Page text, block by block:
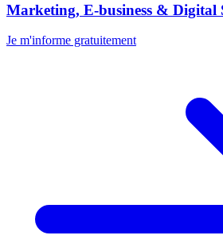
Marketing, E-business & Digital
Je m'informe gratuitement